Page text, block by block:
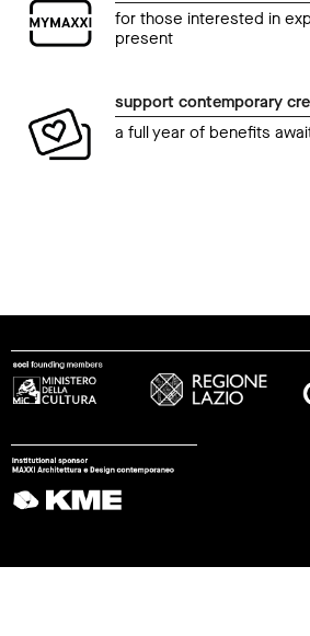
for those interested in
present
support contemporary
a full year of benefits